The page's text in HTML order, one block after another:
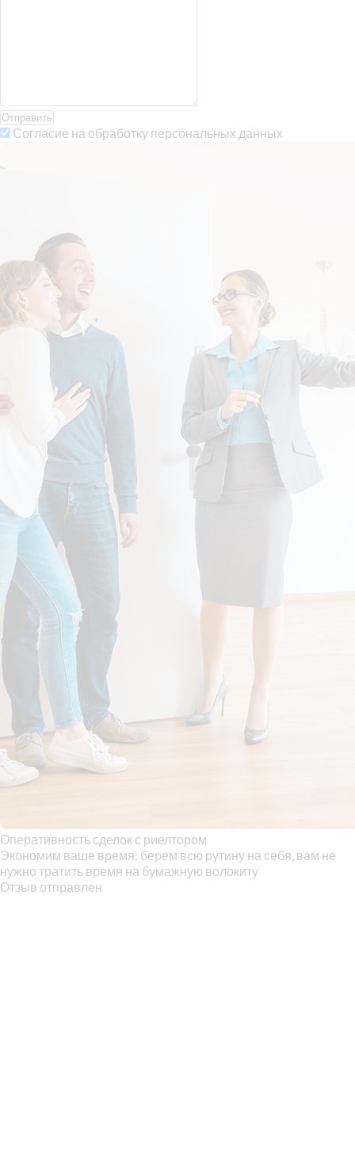
Отправить
Согласие на обработку персональных данных
Оперативность сделок с риелтором
Экономим ваше время: берем всю рутину на себя, вам не
нужно тратить время на бумажную волокиту
Отзыв отправлен